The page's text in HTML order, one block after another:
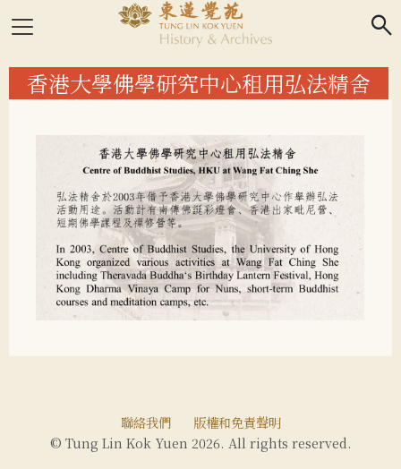
search
香港大學佛學研究中心租用弘法精舍
聯絡我們
版權和免責聲明
© Tung Lin Kok Yuen 2026. All rights reserved.